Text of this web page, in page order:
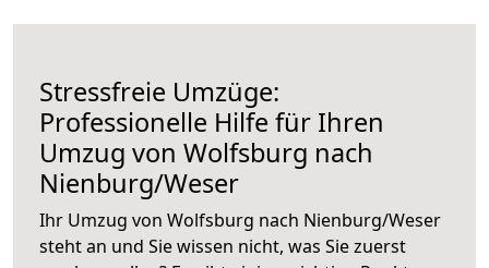
Stressfreie Umzüge:
Professionelle Hilfe für Ihren
Umzug von Wolfsburg nach
Nienburg/Weser
Ihr Umzug von Wolfsburg nach Nienburg/Weser
steht an und Sie wissen nicht, was Sie zuerst